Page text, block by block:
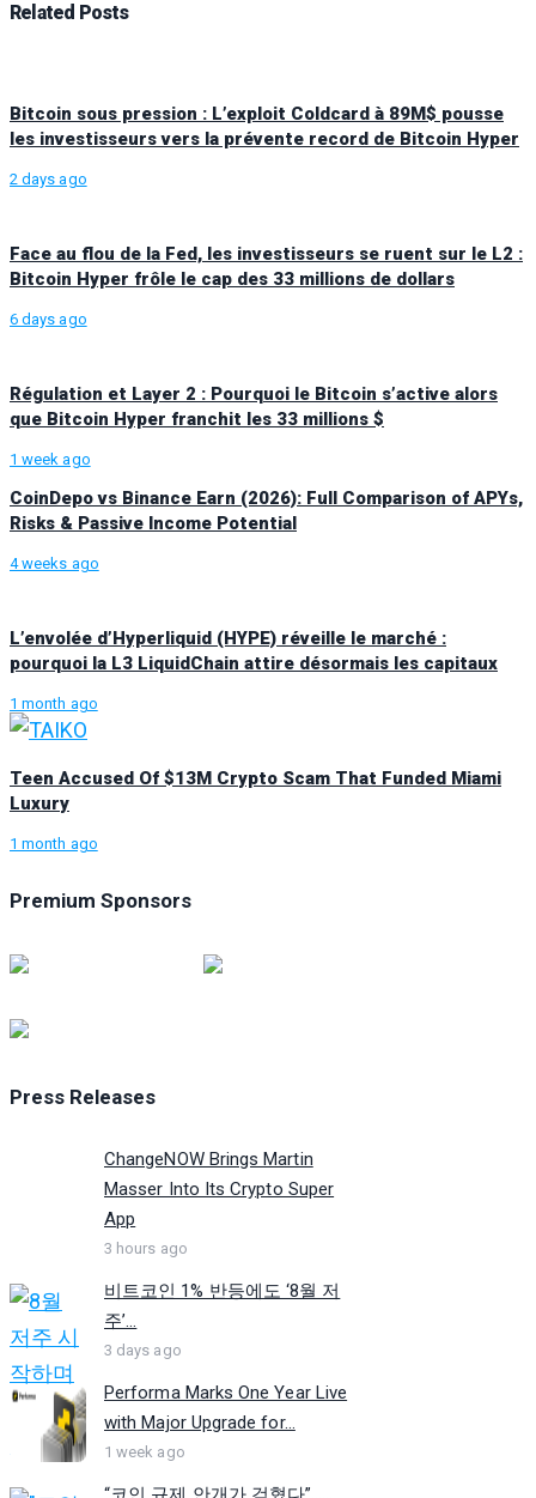
Related Posts
Bitcoin sous pression : L’exploit Coldcard à 89M$ pousse
les investisseurs vers la prévente record de Bitcoin Hyper
2 days ago
Face au flou de la Fed, les investisseurs se ruent sur le L2 :
Bitcoin Hyper frôle le cap des 33 millions de dollars
6 days ago
Régulation et Layer 2 : Pourquoi le Bitcoin s’active alors
que Bitcoin Hyper franchit les 33 millions $
1 week ago
CoinDepo vs Binance Earn (2026): Full Comparison of APYs,
Risks & Passive Income Potential
4 weeks ago
L’envolée d’Hyperliquid (HYPE) réveille le marché :
pourquoi la L3 LiquidChain attire désormais les capitaux
1 month ago
Teen Accused Of $13M Crypto Scam That Funded Miami
Luxury
1 month ago
Premium Sponsors
Press Releases
ChangeNOW Brings Martin
Masser Into Its Crypto Super
App
3 hours ago
비트코인 1% 반등에도 ‘8월 저
주’...
3 days ago
Performa Marks One Year Live
with Major Upgrade for...
1 week ago